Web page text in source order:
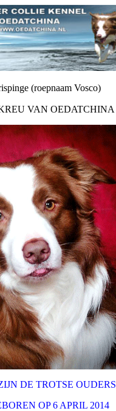
(roepnaam Vosco)
VAN OEDATCHINA
DE TROTSE OUDERS
OP 6 APRIL 2014